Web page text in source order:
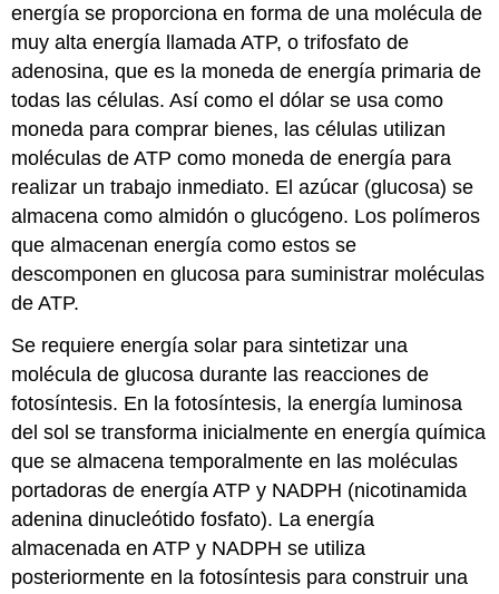
energía se proporciona en forma de una molécula de
muy alta energía llamada ATP, o trifosfato de
adenosina, que es la moneda de energía primaria de
todas las células. Así como el dólar se usa como
moneda para comprar bienes, las células utilizan
moléculas de ATP como moneda de energía para
realizar un trabajo inmediato. El azúcar (glucosa) se
almacena como almidón o glucógeno. Los polímeros
que almacenan energía como estos se
descomponen en glucosa para suministrar moléculas
de ATP.
Se requiere energía solar para sintetizar una
molécula de glucosa durante las reacciones de
fotosíntesis. En la fotosíntesis, la energía luminosa
del sol se transforma inicialmente en energía química
que se almacena temporalmente en las moléculas
portadoras de energía ATP y NADPH (nicotinamida
adenina dinucleótido fosfato). La energía
almacenada en ATP y NADPH se utiliza
posteriormente en la fotosíntesis para construir una